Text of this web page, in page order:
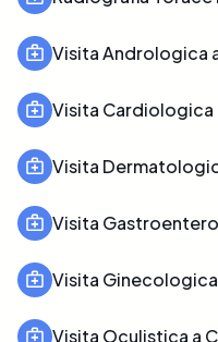
Visita Andrologica
Visita Cardiologica
Visita
Visita
Visita
Visita Oculistica a